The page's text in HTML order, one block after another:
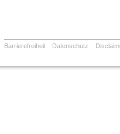
Barrierefreiheit Datenschutz